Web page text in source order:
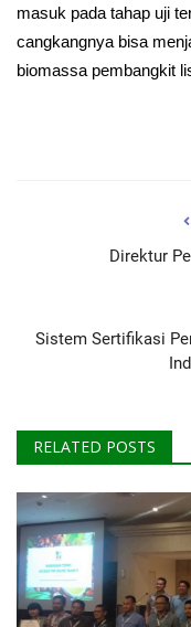
masuk pada tahap uji
cangkangnya bisa
biomassa pembangkit
Direktur
Sistem Sertifikasi
RELATED POSTS